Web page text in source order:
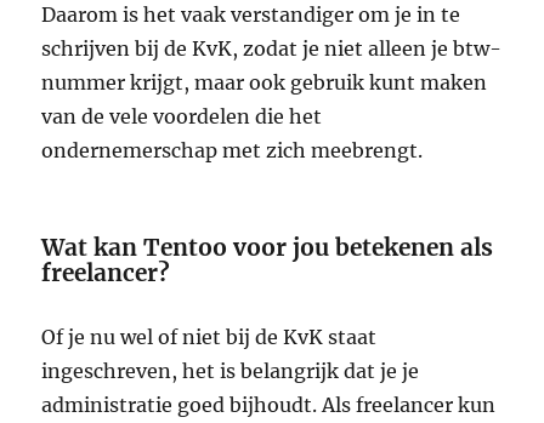
Daarom is het vaak verstandiger om je in te
schrijven bij de KvK, zodat je niet alleen je btw-
nummer krijgt, maar ook gebruik kunt maken
van de vele voordelen die het
ondernemerschap met zich meebrengt.
Wat kan Tentoo voor jou betekenen als
freelancer?
Of je nu wel of niet bij de KvK staat
ingeschreven, het is belangrijk dat je je
administratie goed bijhoudt. Als freelancer kun